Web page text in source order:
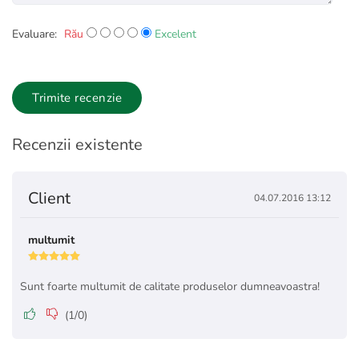
exista mici diferente de greutate, dar acesta va vor fi
produselor catre Dumneavoastra.​
Evaluare: Rău Excelent
Trimite recenzie
Recenzii existente
multumit
Client 04.07.2016 13:12
Sunt foarte multumit de calitate produselor dumneavoastra!
(1/0)